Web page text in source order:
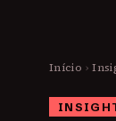
Início ›